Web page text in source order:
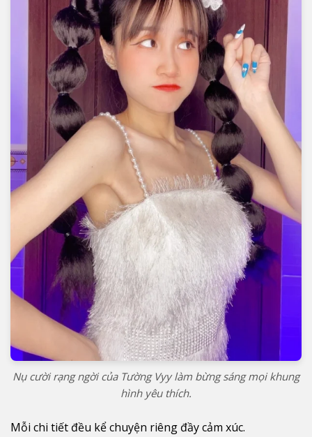
Nụ cười rạng ngời của Tường Vyy làm bừng sáng mọi khung
hình yêu thích.
Mỗi chi tiết đều kể chuyện riêng đầy cảm xúc.